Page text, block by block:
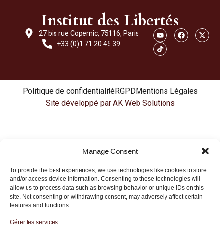
Manage Consent
To provide the best experiences, we use technologies like cookies to store
and/or access device information. Consenting to these technologies will
allow us to process data such as browsing behavior or unique IDs on this
site. Not consenting or withdrawing consent, may adversely affect certain
features and functions.
Gérer les services
Institut des Libertés
27 bis rue Copernic, 75116, Paris
+33 (0)1 71 20 45 39
Politique de confidentialitéRGPDMentions Légales
Site développé par AK Web Solutions